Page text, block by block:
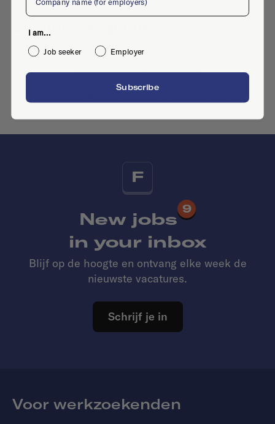
Similar companies
No similar companies yet
F
New jobs
9
in your inbox
Blijf op de hoogte en ontvang elke week de
nieuwste vacatures.
Schrijf je in
Voor werkzoekenden
I am...
Job seeker
Employer
Subscribe